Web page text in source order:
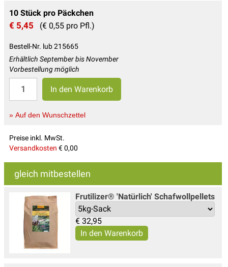
10 Stück pro Päckchen
€ 5,45 (€ 0,55 pro Pfl.)
Bestell-Nr. lub 215665
Erhältlich September bis November
Vorbestellung möglich
» Auf den Wunschzettel
Preise inkl. MwSt.
Versandkosten € 0,00
gleich mitbestellen
Frutilizer® 'Natürlich' Schafwollpellets
€ 32,95